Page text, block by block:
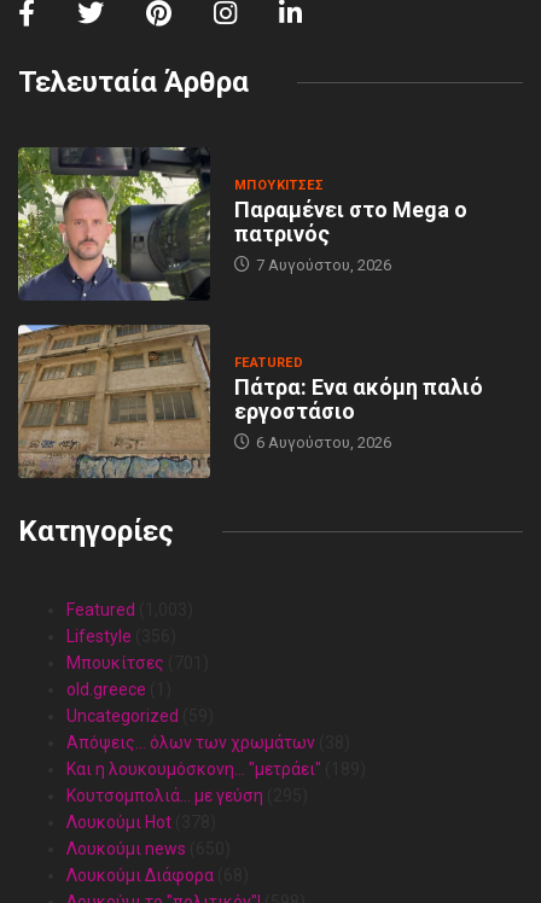
Τελευταία Άρθρα
MΠΟΥΚΊΤΣΕΣ
Παραμένει στο Mega ο
πατρινός
7 Αυγούστου, 2026
FEATURED
Πάτρα: Ενα ακόμη παλιό
εργοστάσιο
6 Αυγούστου, 2026
Κατηγορίες
Featured
Lifestyle
Mπουκίτσες
old.greece
Uncategorized
Απόψεις… όλων των χρωμάτων
Και η λουκουμόσκονη… "μετράει"
Κουτσομπολιά… με γεύση
Λουκούμι Hot
Λουκούμι news
Λουκούμι Διάφορα